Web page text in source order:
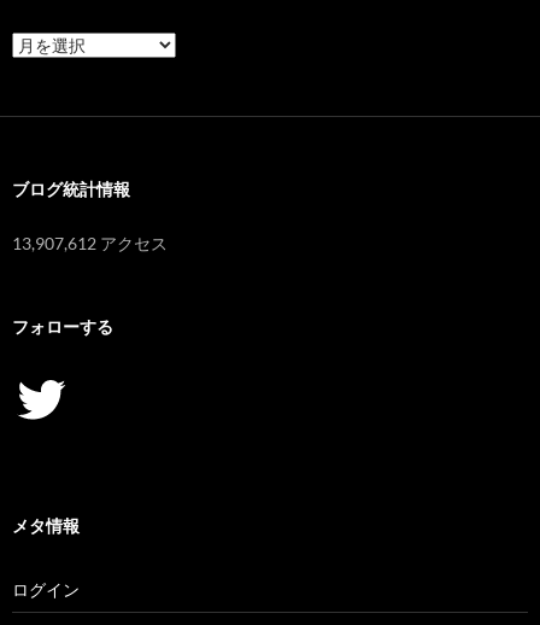
ア
ー
ブログ統計情報
13,907,612 アクセス
フォローする
Twitter
メタ情報
ログイン